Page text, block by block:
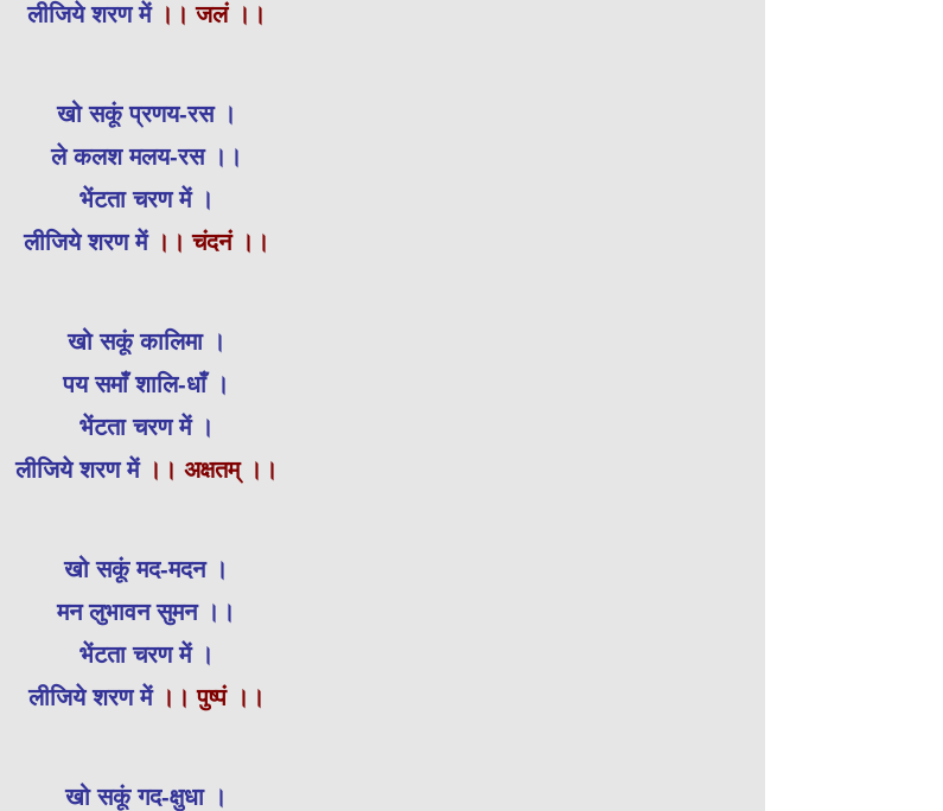
लीजिये शरण में ।। जलं ।।
खो सकूं प्रणय-रस ।
ले कलश मलय-रस ।।
भेंटता चरण में ।
लीजिये शरण में ।। चंदनं ।।
खो सकूं कालिमा ।
पय समाँ शालि-धाँ ।
भेंटता चरण में ।
लीजिये शरण में।। अक्षतम् ।।
खो सकूं मद-मदन ।
मन लुभावन सुमन ।।
भेंटता चरण में ।
लीजिये शरण में ।। पुष्पं ।।
खो सकूं गद-क्षुधा ।